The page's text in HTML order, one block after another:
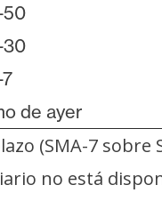
50
30
de ayer
(SMA-7 sobre
no está